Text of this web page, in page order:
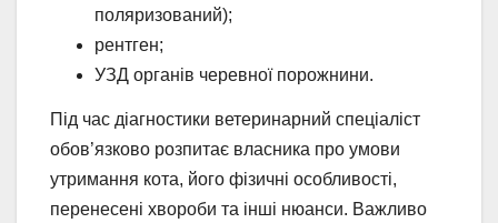
поляризований);
рентген;
УЗД органів черевної порожнини.
Під час діагностики ветеринарний спеціаліст
обов’язково розпитає власника про умови
утримання кота, його фізичні особливості,
перенесені хвороби та інші нюанси. Важливо